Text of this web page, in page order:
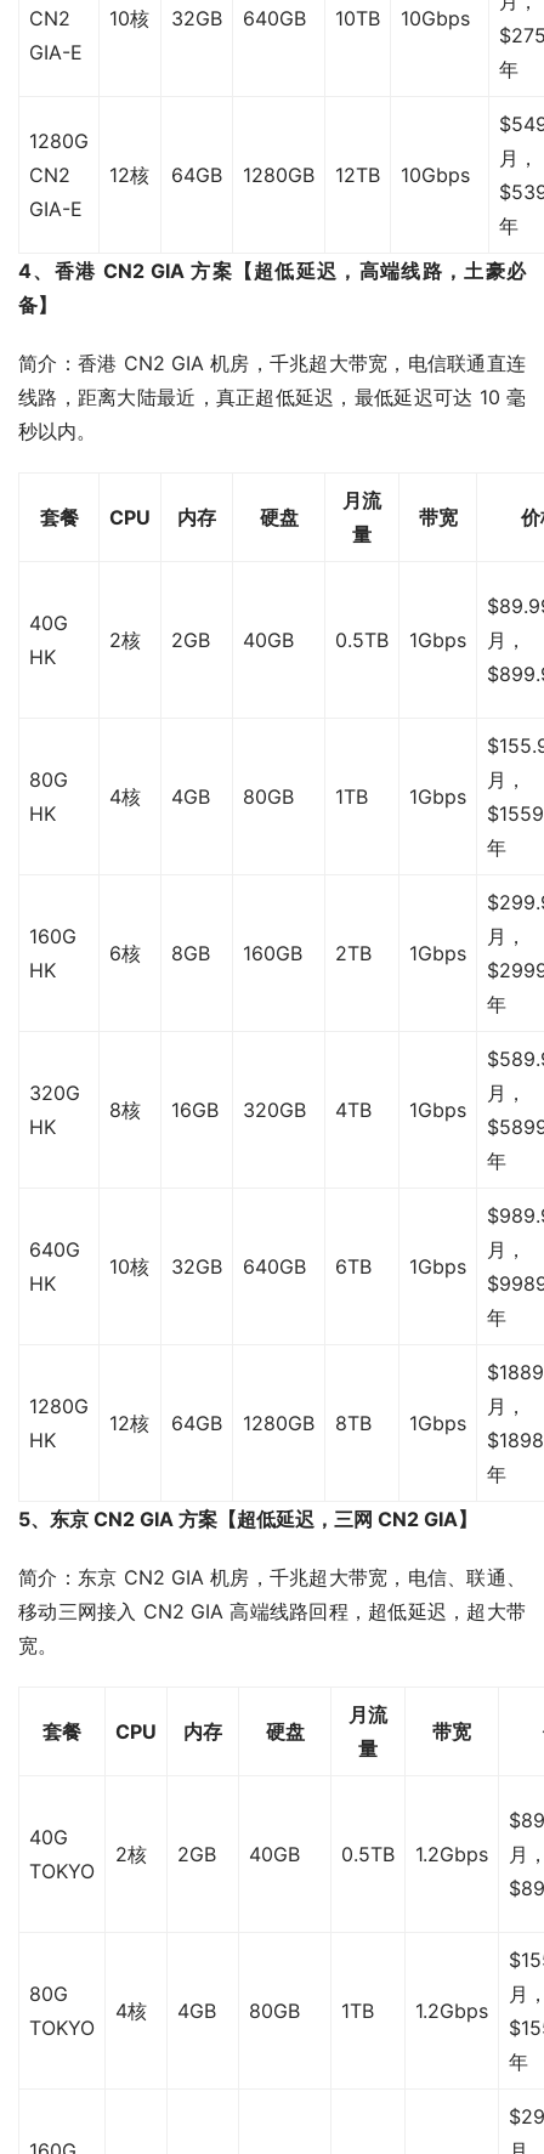
CN2
GIA-E
10核 32GB 640GB 10TB 10Gbps
年
1280G
CN2
GIA-E
12核 64GB 1280GB 12TB 10Gbps
月，
年
4、香港 CN2 GIA 方案【超低延迟，高端线路，土豪必
备】
简介：香港 CN2 GIA 机房，千兆超大带宽，电信联通直连
线路，距离大陆最近，真正超低延迟，最低延迟可达 10 毫
秒以内。
套餐 CPU 内存 硬盘
月流
量
带宽
40G
HK
2核 2GB 40GB 0.5TB 1Gbps
月，
80G
HK
4核 4GB 80GB 1TB 1Gbps
月，
年
160G
HK
6核 8GB 160GB 2TB 1Gbps
月，
年
320G
HK
8核 16GB 320GB 4TB 1Gbps
月，
年
640G
HK
10核 32GB 640GB 6TB 1Gbps
月，
年
1280G
HK
12核 64GB 1280GB 8TB 1Gbps
月，
年
5、东京 CN2 GIA 方案【超低延迟，三网 CN2 GIA】
简介：东京 CN2 GIA 机房，千兆超大带宽，电信、联通、
移动三网接入 CN2 GIA 高端线路回程，超低延迟，超大带
宽。
套餐 CPU 内存 硬盘
月流
量
带宽
40G
TOKYO
2核 2GB 40GB 0.5TB 1.2Gbps
月
80G
TOKYO
4核 4GB 80GB 1TB 1.2Gbps
月
年